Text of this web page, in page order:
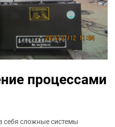
процессами
себя сложные системы